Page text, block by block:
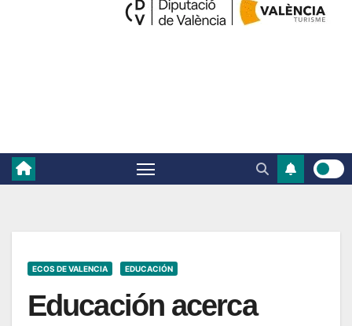
ECOS DE VALENCIA EDUCACIÓN
Educación acerca